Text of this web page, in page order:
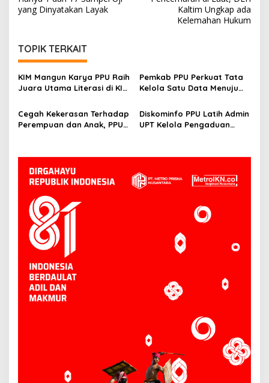
yang Dinyatakan Layak
Kaltim Ungkap ada
Kelemahan Hukum
TOPIK TERKAIT
KIM Mangun Karya PPU Raih
Juara Utama Literasi di KIM
Paser ke Panggung
Nasional
Pemkab PPU Perkuat Tata
Kelola Satu Data Menuju
Terpadu
Cegah Kekerasan Terhadap
Perempuan dan Anak, PPU
Diskominfo PPU Latih Admin
UPT Kelola Pengaduan